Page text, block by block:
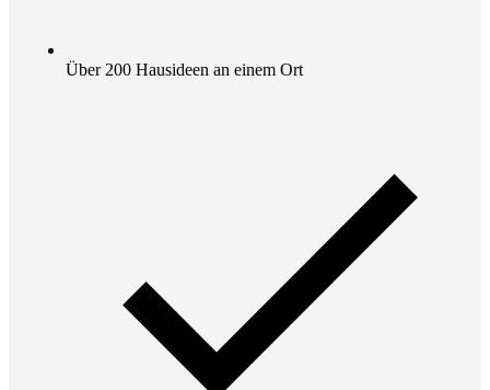
Über 200 Hausideen an einem Ort